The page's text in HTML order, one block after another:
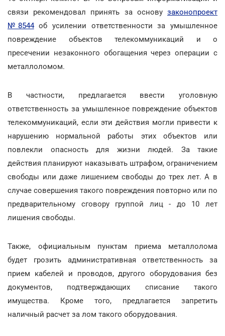
связи рекомендовал принять за основу законопроект
№8544об усилении ответственности за умышленное
повреждение объектов телекоммуникаций и о
пресечении незаконного обогащения через операции с
металлоломом.
В частности, предлагается ввести уголовную
ответственность за умышленное повреждение объектов
телекоммуникаций, если эти действия могли привести к
нарушению нормальной работы этих объектов или
повлекли опасность для жизни людей. За такие
действия планируют наказывать штрафом, ограничением
свободы или даже лишением свободы до трех лет. А в
случае совершения такого повреждения повторно или по
предварительному сговору группой лиц - до 10 лет
лишения свободы.
Также, официальным пунктам приема металлолома
будет грозить административная ответственность за
прием кабелей и проводов, другого оборудования без
документов, подтверждающих списание такого
имущества. Кроме того, предлагается запретить
наличный расчет за лом такого оборудования.